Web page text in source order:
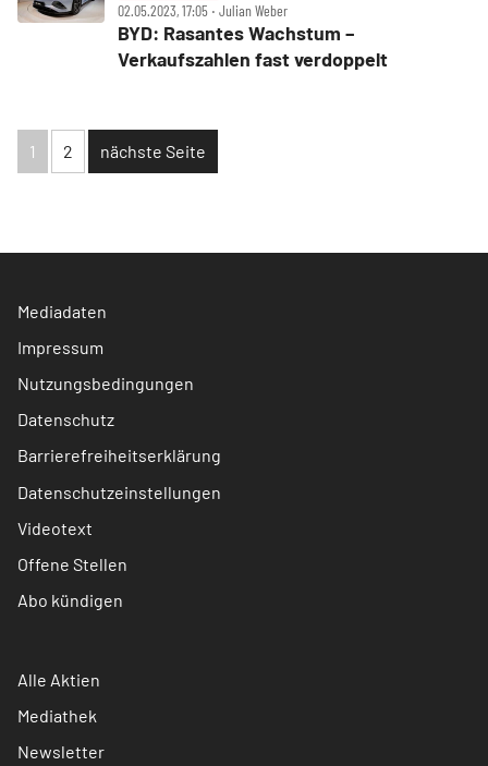
02.05.2023, 17:05 ‧ Julian Weber
BYD: Rasantes Wachstum –
Verkaufszahlen fast verdoppelt
1 2 nächste Seite
Mediadaten
Impressum
Nutzungsbedingungen
Datenschutz
Barrierefreiheitserklärung
Datenschutzeinstellungen
Videotext
Offene Stellen
Abo kündigen
Alle Aktien
Mediathek
Newsletter